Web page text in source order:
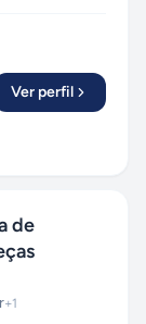
Ver perfil
de
+1